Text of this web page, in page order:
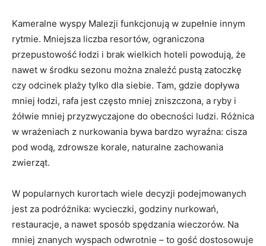
Kameralne wyspy Malezji funkcjonują w zupełnie innym
rytmie. Mniejsza liczba resortów, ograniczona
przepustowość łodzi i brak wielkich hoteli powodują, że
nawet w środku sezonu można znaleźć pustą zatoczkę
czy odcinek plaży tylko dla siebie. Tam, gdzie dopływa
mniej łodzi, rafa jest często mniej zniszczona, a ryby i
żółwie mniej przyzwyczajone do obecności ludzi. Różnica
w wrażeniach z nurkowania bywa bardzo wyraźna: cisza
pod wodą, zdrowsze korale, naturalne zachowania
zwierząt.
W popularnych kurortach wiele decyzji podejmowanych
jest za podróżnika: wycieczki, godziny nurkowań,
restauracje, a nawet sposób spędzania wieczorów. Na
mniej znanych wyspach odwrotnie – to gość dostosowuje